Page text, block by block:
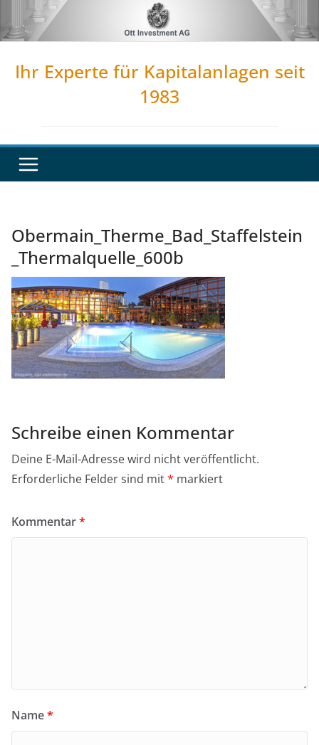
Inhalt
Ihr Experte für Kapitalanlagen seit
1983
Obermain_Therme_Bad_Staffelstein
_Thermalquelle_600b
Schreibe einen Kommentar
Deine E-Mail-Adresse wird nicht veröffentlicht.
Erforderliche Felder sind mit* markiert
Kommentar*
Name*